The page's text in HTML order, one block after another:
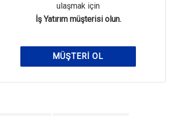
ulaşmak için
İş Yatırım müşterisi olun.
MÜŞTERI OL